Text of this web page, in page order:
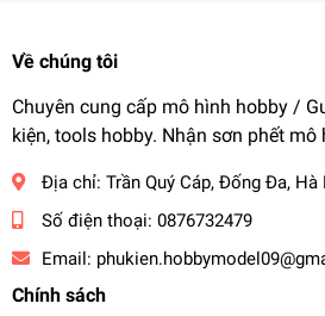
Về chúng tôi
Chuyên cung cấp mô hình hobby /
kiện, tools hobby. Nhận sơn phết mô
Địa chỉ: Trần Quý Cáp, Đống Đa, Hà
Số điện thoại: 0876732479
Email:
Chính sách